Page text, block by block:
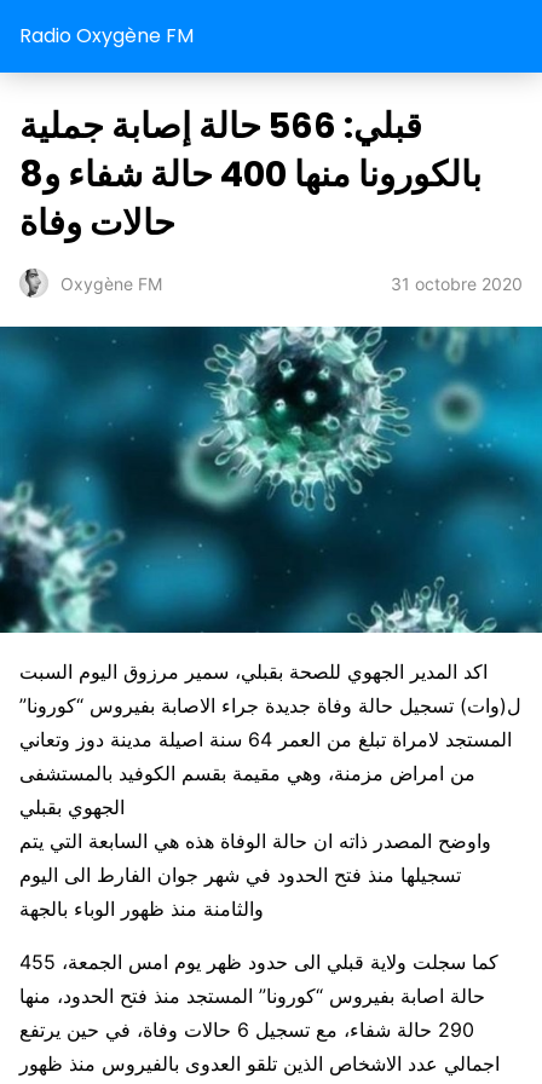
Radio Oxygène FM
قبلي: 566 حالة إصابة جملية
بالكورونا منها 400 حالة شفاء و8
حالات وفاة
Oxygène FM 31 octobre 2020
اكد المدير الجهوي للصحة بقبلي، سمير مرزوق اليوم السبت
ل(وات) تسجيل حالة وفاة جديدة جراء الاصابة بفيروس “كورونا”
المستجد لامراة تبلغ من العمر 64 سنة اصيلة مدينة دوز وتعاني
من امراض مزمنة، وهي مقيمة بقسم الكوفيد بالمستشفى
الجهوي بقبلي
واوضح المصدر ذاته ان حالة الوفاة هذه هي السابعة التي يتم
تسجيلها منذ فتح الحدود في شهر جوان الفارط الى اليوم
والثامنة منذ ظهور الوباء بالجهة
كما سجلت ولاية قبلي الى حدود ظهر يوم امس الجمعة، 455
حالة اصابة بفيروس “كورونا” المستجد منذ فتح الحدود، منها
290 حالة شفاء، مع تسجيل 6 حالات وفاة، في حين يرتفع
اجمالي عدد الاشخاص الذين تلقو العدوى بالفيروس منذ ظهور